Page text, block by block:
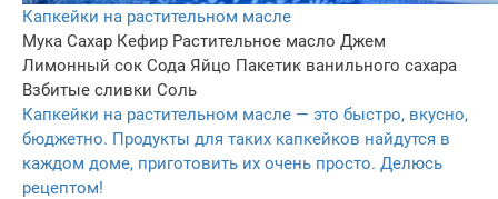
Капкейки на растительном масле
Мука Сахар Кефир Растительное масло Джем
Лимонный сок Сода Яйцо Пакетик ванильного сахара
Взбитые сливки Соль
Капкейки на растительном масле — это быстро, вкусно,
бюджетно. Продукты для таких капкейков найдутся в
каждом доме, приготовить их очень просто. Делюсь
рецептом!